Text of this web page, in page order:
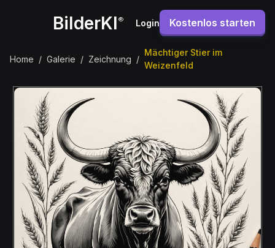
BilderKI® Login Kostenlos starten
Home / Galerie / Zeichnung /
Mächtiger Stier im
Weizenfeld